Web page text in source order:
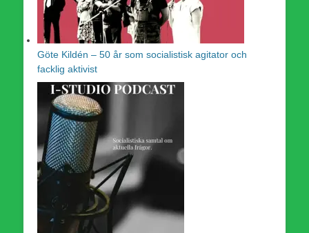
Göte Kildén – 50 år som socialistisk agitator och
facklig aktivist